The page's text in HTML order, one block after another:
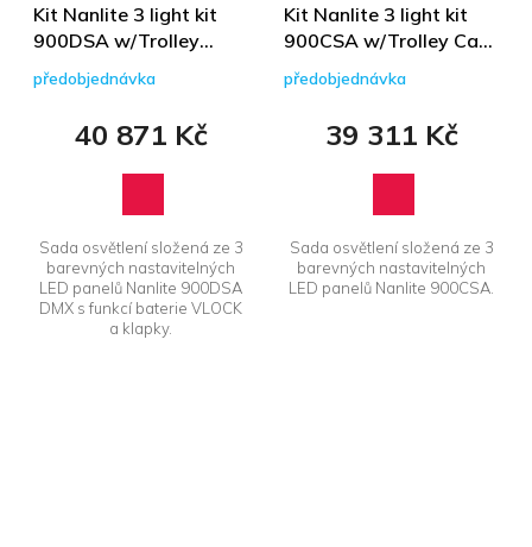
Kit Nanlite 3 light kit
900DSA w/Trolley
Case &amp; Light
Stand
předobjednávka
40 871 Kč
Sada osvětlení složená ze 3
barevných nastavitelných
LED panelů Nanlite 900DSA
DMX s funkcí baterie VLOCK
a klapky.
Kit Nanlite 3 light kit
900CSA w/Trolley Case
&amp; Light Stand
předobjednávka
39 311 Kč
Sada osvětlení složená ze 3
barevných nastavitelných
LED panelů Nanlite 900CSA.